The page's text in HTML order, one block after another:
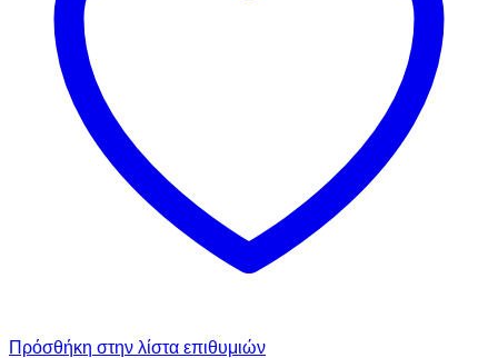
Πρόσθήκη στην λίστα επιθυμιών